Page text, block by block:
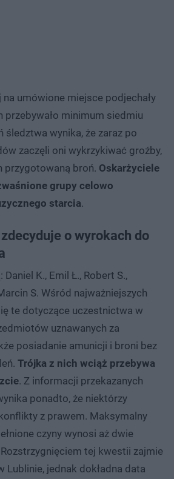
umówione miejsce podjechały
przebywało minimum siedmiu
śledztwa wynika, że zaraz po
zaczęli oni wykrzykiwać groźby,
przygotowaną broń. Oskarżyciele
grupy celowo
starcia.
o wyrokach do
K., Emil Ł., Robert S.,
S. Wśród najważniejszych
te dotyczące uczestnictwa w
uznawanych za
posiadanie amunicji i broni bez
Trójka z nich wciąż przebywa
. Z informacji przekazanych
ponadto, że niektórzy
z prawem. Maksymalny
czyny wynosi aż dwie
tej kwestii zajmie
Lublinie, jednak dokładna data